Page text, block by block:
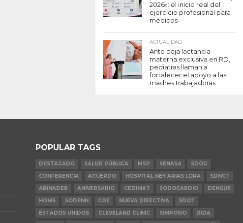
2026»: el inicio real del
ejercicio profesional para
médicos
ACTUALIDAD
Ante baja lactancia
materna exclusiva en RD,
pediatras llaman a
fortalecer el apoyo a las
madres trabajadoras
POPULAR TAGS
DESTACADO SALUD PÚBLICA MSP SENASA
SDOG
CONFERENCIA
ACUERDO HOSPITAL NEY ARIAS LORA
SDNCT
ABINADER
ANIVERSARIO CEDIMAT SODOCARDIO
DENGUE
HOMS
SODENN COE NUEVA DIRECTIVA
SDOT
ESTADOS UNIDOS
CLEVELAND CLINIC SIMPOSIO
DIDA